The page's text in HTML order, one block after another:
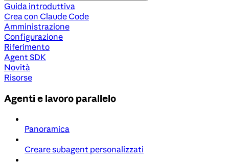
Guida introduttiva
Crea con Claude Code
Amministrazione
Configurazione
Riferimento
Agent SDK
Novità
Risorse
Agenti e lavoro parallelo
Panoramica
Creare subagent personalizzati